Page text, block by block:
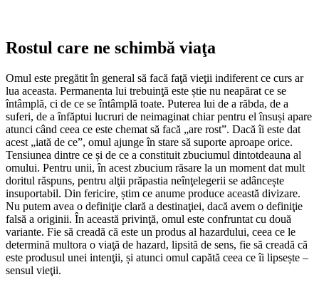
Rostul care ne schimbă viaţa
Omul este pregătit în general să facă faţă vieţii indiferent ce curs ar
lua aceasta. Permanenta lui trebuinţă este știe nu neapărat ce se
întâmplă, ci de ce se întâmplă toate. Puterea lui de a răbda, de a
suferi, de a înfăptui lucruri de neimaginat chiar pentru el însuși apare
atunci când ceea ce este chemat să facă „are rost”. Dacă îi este dat
acest „iată de ce”, omul ajunge în stare să suporte aproape orice.
Tensiunea dintre ce și de ce a constituit zbuciumul dintotdeauna al
omului. Pentru unii, în acest zbucium răsare la un moment dat mult
doritul răspuns, pentru alţii prăpastia neînţelegerii se adâncește
insuportabil. Din fericire, știm ce anume produce această divizare.
Nu putem avea o definiţie clară a destinaţiei, dacă avem o definiţie
falsă a originii. În această privinţă, omul este confruntat cu două
variante. Fie să creadă că este un produs al hazardului, ceea ce le
determină multora o viaţă de hazard, lipsită de sens, fie să creadă că
este produsul unei intenţii, și atunci omul capătă ceea ce îi lipsește –
sensul vieţii.